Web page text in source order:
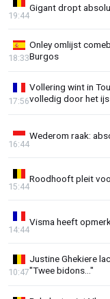
Gigant dropt
19:44
Onley omlijst
Burgos
18:33
Vollering wint in
volledig door het ijs
17:56
Wederom raak:
16:44
Roodhooft pleit
15:44
Visma heeft
14:44
Justine Ghekiere
"Twee bidons..."
10:47